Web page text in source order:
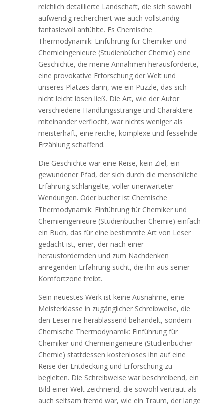
reichlich detaillierte Landschaft, die sich sowohl
aufwendig recherchiert wie auch vollständig
fantasievoll anfühlte. Es Chemische
Thermodynamik: Einführung für Chemiker und
Chemieingenieure (Studienbücher Chemie) eine
Geschichte, die meine Annahmen herausforderte,
eine provokative Erforschung der Welt und
unseres Platzes darin, wie ein Puzzle, das sich
nicht leicht lösen ließ. Die Art, wie der Autor
verschiedene Handlungsstränge und Charaktere
miteinander verflocht, war nichts weniger als
meisterhaft, eine reiche, komplexe und fesselnde
Erzählung schaffend.
Die Geschichte war eine Reise, kein Ziel, ein
gewundener Pfad, der sich durch die menschliche
Erfahrung schlängelte, voller unerwarteter
Wendungen. Oder bucher ist Chemische
Thermodynamik: Einführung für Chemiker und
Chemieingenieure (Studienbücher Chemie) einfach
ein Buch, das für eine bestimmte Art von Leser
gedacht ist, einer, der nach einer
herausfordernden und zum Nachdenken
anregenden Erfahrung sucht, die ihn aus seiner
Komfortzone treibt.
Sein neuestes Werk ist keine Ausnahme, eine
Meisterklasse in zugänglicher Schreibweise, die
den Leser nie herablassend behandelt, sondern
Chemische Thermodynamik: Einführung für
Chemiker und Chemieingenieure (Studienbücher
Chemie) stattdessen kostenloses ihn auf eine
Reise der Entdeckung und Erforschung zu
begleiten. Die Schreibweise war beschreibend, ein
Bild einer Welt zeichnend, die sowohl vertraut als
auch seltsam fremd war, wie ein Traum, der lange